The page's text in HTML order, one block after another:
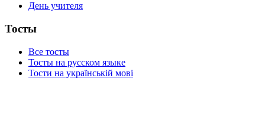
День учителя
Тосты
Все тосты
Тосты на русском языке
Тости на українській мові